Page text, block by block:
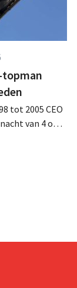
topman
tot 2005 CEO
van 4 op 5